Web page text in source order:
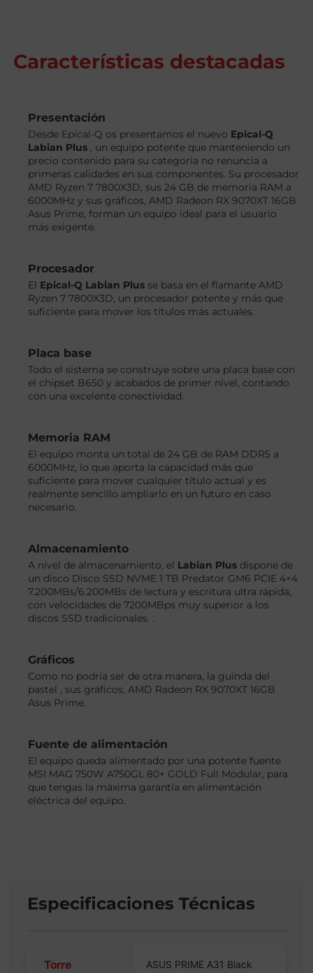
Características destacadas
Presentación
Desde Epical-Q os presentamos el nuevo Epical-Q
Labian Plus , un equipo potente que manteniendo un
precio contenido para su categoría no renuncia a
primeras calidades en sus componentes. Su procesador
AMD Ryzen 7 7800X3D, sus 24 GB de memoria RAM a
6000MHz y sus gráficos, AMD Radeon RX 9070XT 16GB
Asus Prime, forman un equipo ideal para el usuario
más exigente.
Procesador
El Epical-Q Labian Plus se basa en el flamante AMD
Ryzen 7 7800X3D, un procesador potente y más que
suficiente para mover los títulos más actuales.
Placa base
Todo el sistema se construye sobre una placa base con
el chipset B650 y acabados de primer nivel, contando
con una excelente conectividad.
Memoria RAM
El equipo monta un total de 24 GB de RAM DDR5 a
6000MHz, lo que aporta la capacidad más que
suficiente para mover cualquier título actual y es
realmente sencillo ampliarlo en un futuro en caso
necesario.
Almacenamiento
A nivel de almacenamiento, el Labian Plus dispone de
un disco Disco SSD NVME 1 TB Predator GM6 PCIE 4×4
7.200MBs/6.200MBs de lectura y escritura ultra rápida,
con velocidades de 7200MBps muy superior a los
discos SSD tradicionales. .
Gráficos
Como no podría ser de otra manera, la guinda del
pastel , sus gráficos, AMD Radeon RX 9070XT 16GB
Asus Prime.
Fuente de alimentación
El equipo queda alimentado por una potente fuente
MSI MAG 750W A750GL 80+ GOLD Full Modular, para
que tengas la máxima garantía en alimentación
eléctrica del equipo.
Especificaciones Técnicas
Torre ASUS PRIME A31 Black